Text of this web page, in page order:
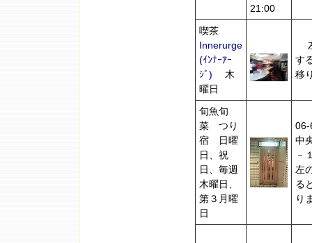
21:00
喫茶
Innerurge
(ｲﾝﾅｰｱｰ
ｼﾞ) 木
曜日
す
移
旬魚旬
菜 つり
宿 日曜
日、祝
日、毎週
木曜日、
第３月曜
日
中
－
左
る
り